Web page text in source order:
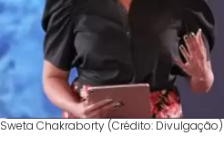
Sweta Chakraborty (Crédito: Divulgação)